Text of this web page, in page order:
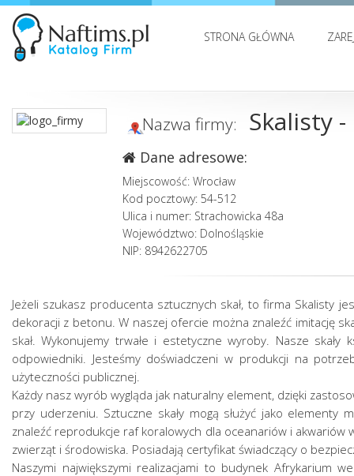
STRONA GŁÓWNA
Nazwa firmy: Skalisty
Dane adresowe:
Miejscowość: Wrocław
Kod pocztowy: 54-512
Ulica i numer: Strachowicka 48a
Województwo: Dolnośląskie
NIP: 8942622705
Jeżeli szukasz producenta sztucznych skał, to firma Skalisty
dekoracji z betonu. W naszej ofercie można znaleźć imitację
skał. Wykonujemy trwałe i estetyczne wyroby. Nasze
odpowiedniki. Jesteśmy doświadczeni w produkcji na
użyteczności publicznej.
Każdy nasz wyrób wygląda jak naturalny element, dzięki
przy uderzeniu. Sztuczne skały mogą służyć jako elementy
znaleźć reprodukcje raf koralowych dla oceanariów i akwariów
zwierząt i środowiska. Posiadają certyfikat świadczący o
Naszymi największymi realizacjami to budynek Afrykarium